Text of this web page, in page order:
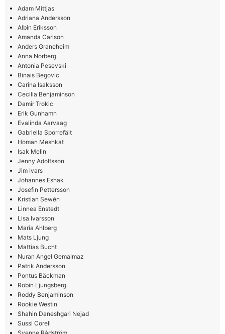
Adam Mittjas
Adriana Andersson
Albin Eriksson
Amanda Carlson
Anders Graneheim
Anna Norberg
Antonia Pesevski
Binais Begovic
Carina Isaksson
Cecilia Benjaminson
Damir Trokic
Erik Gunhamn
Evalinda Aarvaag
Gabriella Sporrefält
Homan Meshkat
Isak Melin
Jenny Adolfsson
Jim Ivars
Johannes Eshak
Josefin Pettersson
Kristian Sewén
Linnea Enstedt
Lisa Ivarsson
Maria Ahlberg
Mats Ljung
Mattias Bucht
Nuran Angel Gemalmaz
Patrik Andersson
Pontus Bäckman
Robin Ljungsberg
Roddy Benjaminson
Rookie Westin
Shahin Daneshgari Nejad
Sussi Corell